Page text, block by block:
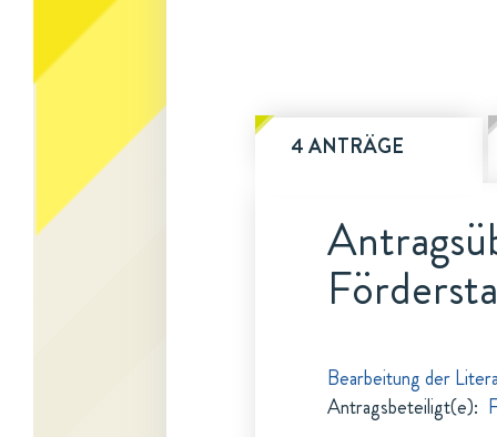
4 ANTRÄGE
Bearbeitung der
Antragsbeteiligt(e):